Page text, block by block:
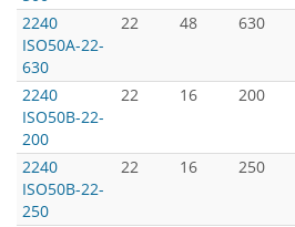
2240
ISO50A-22-
630
22 48 630
2240
ISO50B-22-
200
22 16 200
2240
ISO50B-22-
250
22 16 250